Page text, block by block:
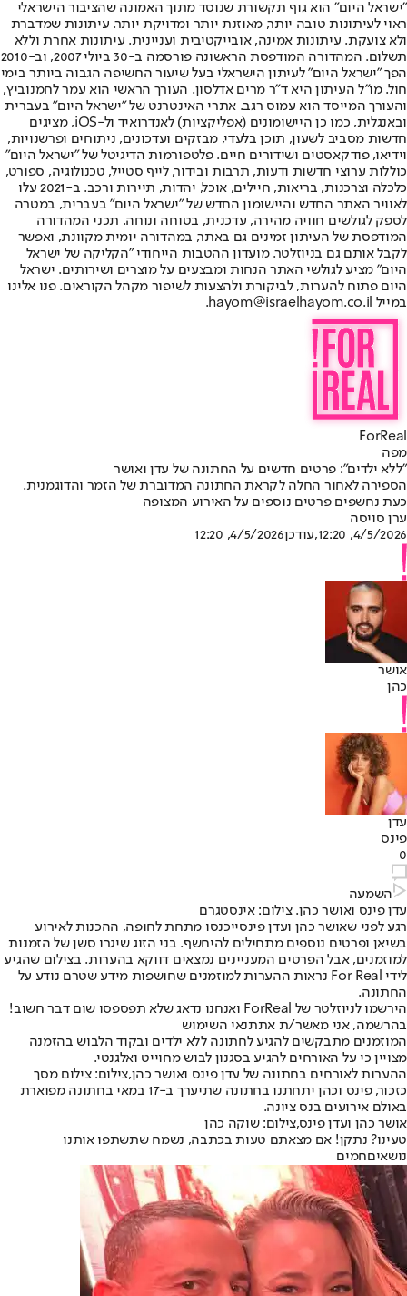
"ישראל היום" הוא גוף תקשורת שנוסד מתוך האמונה שהציבור הישראלי
ראוי לעיתונות טובה יותר, מאוזנת יותר ומדויקת יותר. עיתונות שמדברת
ולא צועקת. עיתונות אמינה, אובייקטיבית ועניינית. עיתונות אחרת וללא
תשלום. המהדורה המודפסת הראשונה פורסמה ב-30 ביולי 2007, וב-2010
הפך "ישראל היום" לעיתון הישראלי בעל שיעור החשיפה הגבוה ביותר בימי
חול. מו"ל העיתון היא ד"ר מרים אדלסון. העורך הראשי הוא עמר לחמנוביץ,
והעורך המייסד הוא עמוס רגב. אתרי האינטרנט של "ישראל היום" בעברית
ובאנגלית, כמו כן היישומונים (אפליקציות) לאנדרואיד ול-iOS, מציגים
חדשות מסביב לשעון, תוכן בלעדי, מבזקים ועדכונים, ניתוחים ופרשנויות,
וידיאו, פודקאסטים ושידורים חיים. פלטפורמות הדיגיטל של "ישראל היום"
כוללות ערוצי חדשות ודעות, תרבות ובידור, לייף סטייל, טכנולוגיה, ספורט,
כלכלה וצרכנות, בריאות, חיילים, אוכל, יהדות, תיירות ורכב. ב-2021 עלו
לאוויר האתר החדש והיישומון החדש של "ישראל היום" בעברית, במטרה
לספק לגולשים חוויה מהירה, עדכנית, בטוחה ונוחה. תכני המהדורה
המודפסת של העיתון זמינים גם באתר, במהדורה יומית מקוונת, ואפשר
לקבל אותם גם בניוזלטר. מועדון ההטבות הייחודי "הקליקה של ישראל
היום" מציע לגולשי האתר הנחות ומבצעים על מוצרים ושירותים. ישראל
היום פתוח להערות, לביקורת ולהצעות לשיפור מקהל הקוראים. פנו אלינו
במייל hayom@israelhayom.co.il.
ForReal
מפה
"ללא ילדים": פרטים חדשים על החתונה של עדן ואושר
הספירה לאחור החלה לקראת החתונה המדוברת של הזמר והדוגמנית.
כעת נחשפים פרטים נוספים על האירוע המצופה
ערן סויסה
4/5/2026, 12:20
,עודכן4/5/2026, 12:20
אושר
כהן
עדן
פינס
0
השמעה
עדן פינס ואושר כהן. צילום: אינסטגרם
רגע לפני שאושר כהן ועדן פינסייכנסו מתחת לחופה, ההכנות לאירוע
בשיאן ופרטים נוספים מתחילים להיחשף. בני הזוג שיגרו סשן של הזמנות
למוזמנים, אבל הפרטים המעניינים נמצאים דווקא בהערות. בצילום שהגיע
לידי For Real נראות ההערות למוזמנים שחושפות מידע שטרם נודע על
החתונה.
הירשמו לניוזלטר של ForReal ואנחנו נדאג שלא תפספסו שום דבר חשוב!
בהרשמה, אני מאשר/ת אתתנאי השימוש
המוזמנים מתבקשים להגיע לחתונה ללא ילדים ובקוד הלבוש בהזמנה
מצויין כי על האורחים להגיע בסגנון לבוש מחוייט ואלגנטי.
ההערות לאורחים בחתונה של עדן פינס ואושר כהן,צילום: צילום מסך
כזכור, פינס וכהן יתחתנו בחתונה שתיערך ב-17 במאי בחתונה מפוארת
באולם אירועים בנס ציונה.
אושר כהן ועדן פינס,צילום: שוקה כהן
טעינו? נתקן! אם מצאתם טעות בכתבה, נשמח שתשתפו אותנו
נושאיםחמים